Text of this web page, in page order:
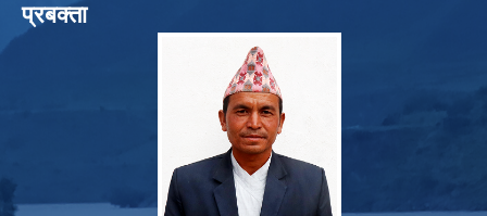
प्रबक्ता